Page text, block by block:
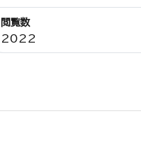
閲覧数
2022